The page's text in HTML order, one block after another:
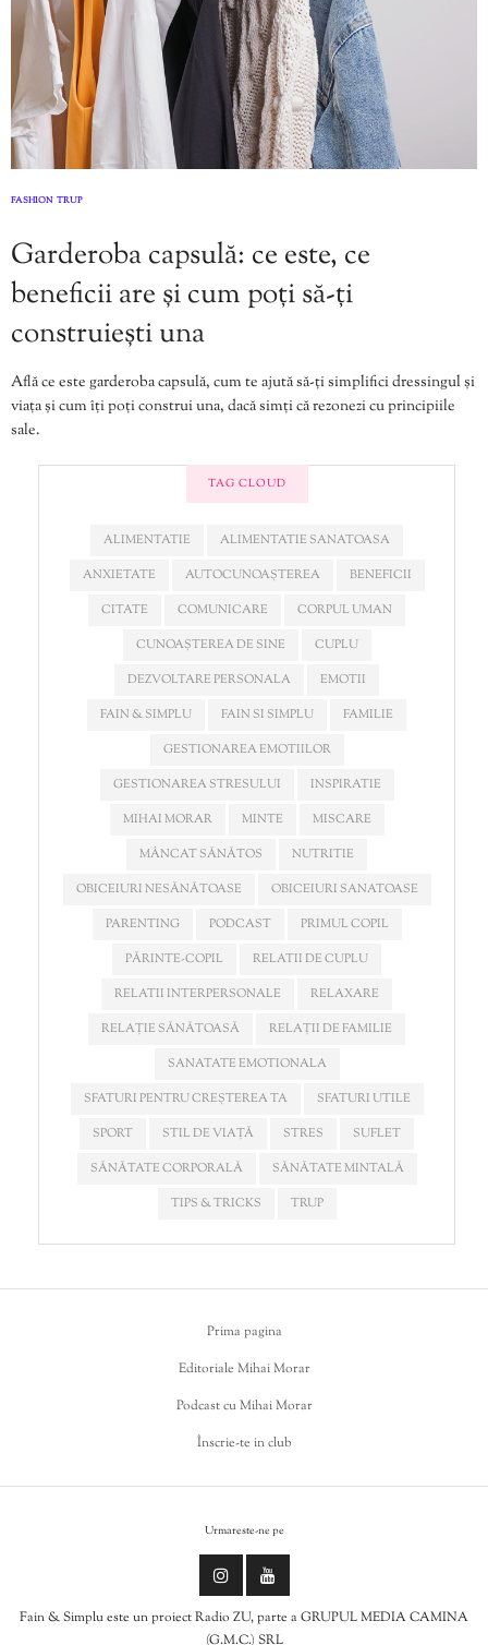
FASHION TRUP
Garderoba capsulă: ce este, ce
beneficii are și cum poți să-ți
construiești una
Află ce este garderoba capsulă, cum te ajută să-ți simplifici dressingul și
viața și cum îți poți construi una, dacă simți că rezonezi cu principiile
sale.
TAG CLOUD
ALIMENTATIE
ALIMENTATIE SANATOASA
ANXIETATE
AUTOCUNOAȘTEREA
BENEFICII
CITATE
COMUNICARE
CORPUL UMAN
CUNOAȘTEREA DE SINE
CUPLU
DEZVOLTARE PERSONALA
EMOTII
FAIN & SIMPLU
FAIN SI SIMPLU
FAMILIE
GESTIONAREA EMOTIILOR
GESTIONAREA STRESULUI
INSPIRATIE
MIHAI MORAR
MINTE
MISCARE
MÂNCAT SĂNĂTOS
NUTRITIE
OBICEIURI NESĂNĂTOASE
OBICEIURI SANATOASE
PARENTING
PODCAST
PRIMUL COPIL
PĂRINTE-COPIL
RELATII DE CUPLU
RELATII INTERPERSONALE
RELAXARE
RELAȚIE SĂNĂTOASĂ
RELAȚII DE FAMILIE
SANATATE EMOTIONALA
SFATURI PENTRU CREȘTEREA TA
SFATURI UTILE
SPORT
STIL DE VIAȚĂ STRES
SUFLET
SĂNĂTATE CORPORALĂ
SĂNĂTATE MINTALĂ
TIPS & TRICKS
TRUP
Prima pagina
Editoriale Mihai Morar
Podcast cu Mihai Morar
Înscrie-te in club
Urmareste-ne pe
Fain & Simplu este un proiect Radio ZU, parte a GRUPUL MEDIA CAMINA
(G.M.C.) SRL